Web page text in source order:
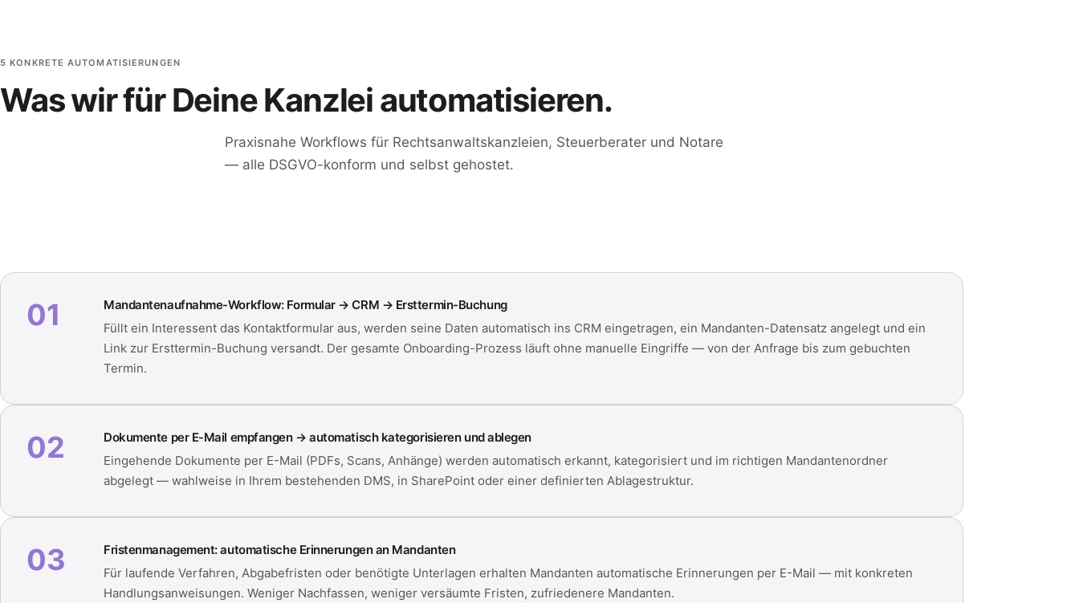
5 KONKRETE AUTOMATISIERUNGEN
Was wir für Deine Kanzlei automatisieren.
Praxisnahe Workflows für Rechtsanwaltskanzleien, Steuerberater und Notare
— alle DSGVO-konform und selbst gehostet.
01
Mandantenaufnahme-Workflow: Formular → CRM → Ersttermin-Buchung
Füllt ein Interessent das Kontaktformular aus, werden seine Daten automatisch ins CRM eingetragen, ein Mandanten-Datensatz angelegt und ein
Link zur Ersttermin-Buchung versandt. Der gesamte Onboarding-Prozess läuft ohne manuelle Eingriffe — von der Anfrage bis zum gebuchten
Termin.
02
Dokumente per E-Mail empfangen → automatisch kategorisieren und ablegen
Eingehende Dokumente per E-Mail (PDFs, Scans, Anhänge) werden automatisch erkannt, kategorisiert und im richtigen Mandantenordner
abgelegt — wahlweise in Ihrem bestehenden DMS, in SharePoint oder einer definierten Ablagestruktur.
03
Fristenmanagement: automatische Erinnerungen an Mandanten
Für laufende Verfahren, Abgabefristen oder benötigte Unterlagen erhalten Mandanten automatische Erinnerungen per E-Mail — mit konkreten
Handlungsanweisungen. Weniger Nachfassen, weniger versäumte Fristen, zufriedenere Mandanten.